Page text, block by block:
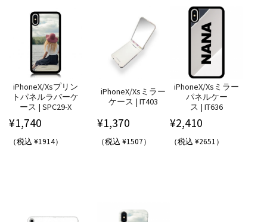
iPhoneX/Xsプリン
トパネルラバーケ
ース | SPC29-X
¥1,740
（税込 ¥1914）
iPhoneX/Xsミラー
ケース | IT403
¥1,370
（税込 ¥1507）
iPhoneX/Xsミラー
パネルケー
ス | IT636
¥2,410
（税込 ¥2651）